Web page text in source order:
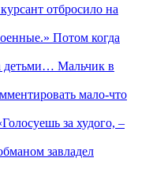
отбросило на
Потом когда
детьми… Мальчик в
мало-что
за худого, –
завладел